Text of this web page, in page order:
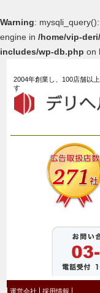
Warning:
engine in /home/vip-
includes/wp-db.php on
2004年創業し、100店舗以
す
運営会社 採用情報